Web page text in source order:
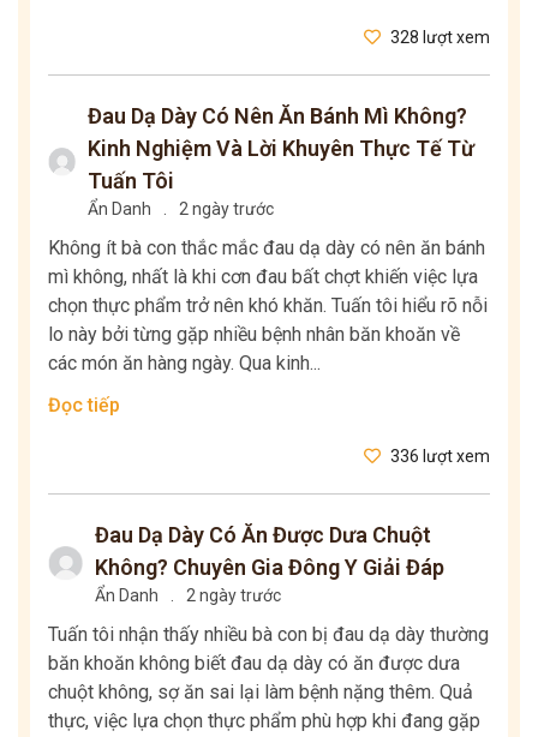
328 lượt xem
Đau Dạ Dày Có Nên Ăn Bánh Mì Không?
Kinh Nghiệm Và Lời Khuyên Thực Tế Từ
Tuấn Tôi
Ẩn Danh 2 ngày trước
Không ít bà con thắc mắc đau dạ dày có nên ăn bánh
mì không, nhất là khi cơn đau bất chợt khiến việc lựa
chọn thực phẩm trở nên khó khăn. Tuấn tôi hiểu rõ nỗi
lo này bởi từng gặp nhiều bệnh nhân băn khoăn về
các món ăn hàng ngày. Qua kinh...
Đọc tiếp
336 lượt xem
Đau Dạ Dày Có Ăn Được Dưa Chuột
Không? Chuyên Gia Đông Y Giải Đáp
Ẩn Danh 2 ngày trước
Tuấn tôi nhận thấy nhiều bà con bị đau dạ dày thường
băn khoăn không biết đau dạ dày có ăn được dưa
chuột không, sợ ăn sai lại làm bệnh nặng thêm. Quả
thực, việc lựa chọn thực phẩm phù hợp khi đang gặp